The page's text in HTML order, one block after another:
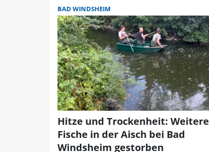
BAD WINDSHEIM
Hitze und Trockenheit: Weitere
Fische in der Aisch bei Bad
Windsheim gestorben